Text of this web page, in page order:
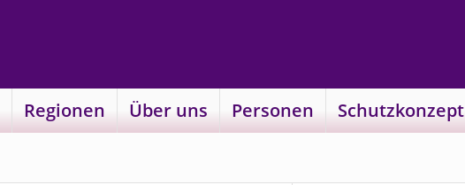
Regionen Über uns Personen Schutzkonzept